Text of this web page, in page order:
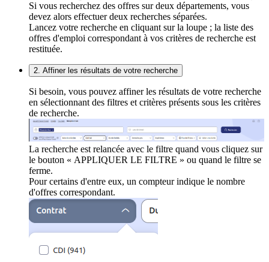
Si vous recherchez des offres sur deux départements, vous
devez alors effectuer deux recherches séparées.
Lancez votre recherche en cliquant sur la loupe ; la liste des
offres d'emploi correspondant à vos critères de recherche est
restituée.
2. Affiner les résultats de votre recherche
Si besoin, vous pouvez affiner les résultats de votre recherche
en sélectionnant des filtres et critères présents sous les critères
de recherche.
La recherche est relancée avec le filtre quand vous cliquez sur
le bouton « APPLIQUER LE FILTRE » ou quand le filtre se
ferme.
Pour certains d'entre eux, un compteur indique le nombre
d'offres correspondant.